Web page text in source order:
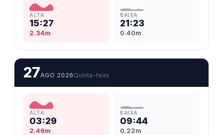
ALTA
15:27
2.34m
BAIXA
21:23
0.40m
27AGO 2026Quinta-feira
ALTA
03:29
2.46m
BAIXA
09:44
0.22m